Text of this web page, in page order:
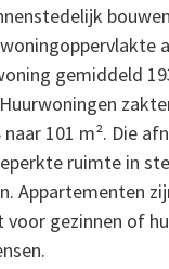
gemiddeld
101 m². Die
ruimte in
Appartementen
voor gezinnen of